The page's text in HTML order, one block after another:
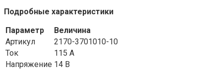
Подробные характеристики
Параметр
Величина
Артикул
2170-3701010-10
Ток
115 А
Напряжение 14 В